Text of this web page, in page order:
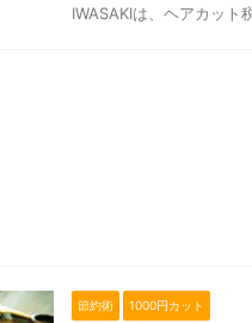
IWASAKIは、ヘアカッ
節約術 1000円カット